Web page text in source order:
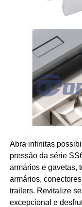
Abra infinitas
pressão da série
armários e gavetas,
armários,
trailers. Revitalize
excepcional e